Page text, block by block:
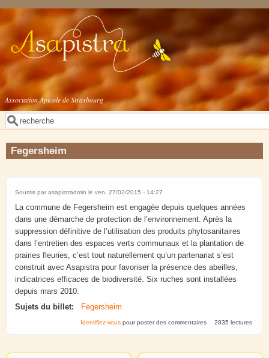
Aller au contenu principal
Association Apicole de Strasbourg
Formulaire de recherche
Rechercher
Fegersheim
Soumis par asapistradmin le ven, 27/02/2015 - 14:27
La commune de Fegersheim est engagée depuis quelques années
dans une démarche de protection de l’environnement. Après la
suppression définitive de l’utilisation des produits phytosanitaires
dans l’entretien des espaces verts communaux et la plantation de
prairies fleuries, c’est tout naturellement qu’un partenariat s’est
construit avec Asapistra pour favoriser la présence des abeilles,
indicatrices efficaces de biodiversité. Six ruches sont installées
depuis mars 2010.
Sujets du billet:
Fegersheim
Identifiez-vous pour poster des commentaires 2835 lectures